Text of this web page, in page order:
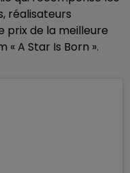
réalisateurs
prix de la meilleure
A Star Is Born ».